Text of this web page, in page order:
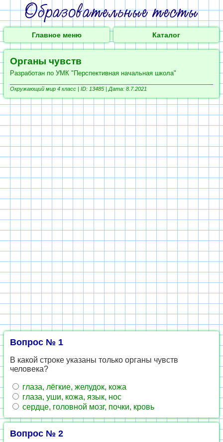
Главное меню Каталог
Органы чувств
Разработан по УМК "Перспективная начальная школа"
Окружающий мир 4 класс | ID: 13485 | Дата: 8.7.2021
Вопрос № 1
В какой строке указаны только органы чувств
человека?
глаза, лёгкие, желудок, кожа
глаза, уши, кожа, язык, нос
сердце, головной мозг, почки, кровь
Вопрос № 2